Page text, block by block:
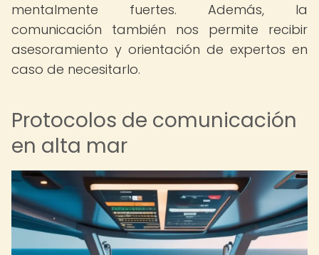
mentalmente fuertes. Además, la
comunicación también nos permite recibir
asesoramiento y orientación de expertos en
caso de necesitarlo.
Protocolos de comunicación
en alta mar